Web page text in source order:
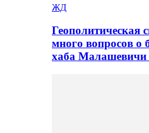
ЖД
Геополитическая
много вопросов о
хаба